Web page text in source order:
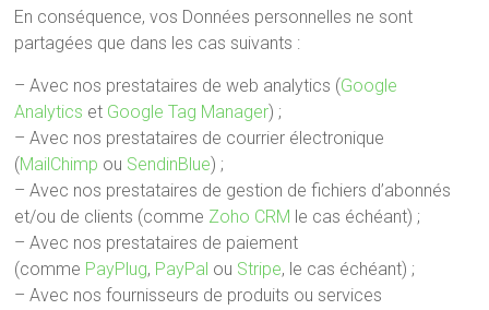
En conséquence, vos Données personnelles ne sont
partagées que dans les cas suivants :
– Avec nos prestataires de web analytics (Google
Analytics et Google Tag Manager) ;
– Avec nos prestataires de courrier électronique
(MailChimp ou SendinBlue) ;
– Avec nos prestataires de gestion de fichiers d’abonnés
et/ou de clients (comme Zoho CRM le cas échéant) ;
– Avec nos prestataires de paiement
(comme PayPlug, PayPal ou Stripe, le cas échéant) ;
– Avec nos fournisseurs de produits ou services